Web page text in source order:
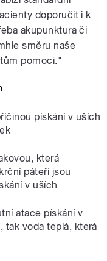
doporučit i k
akupunktura či
směru naše
pomoci."
pískání v uších
která
páteří jsou
v uších
atace pískání v
tak voda teplá, která